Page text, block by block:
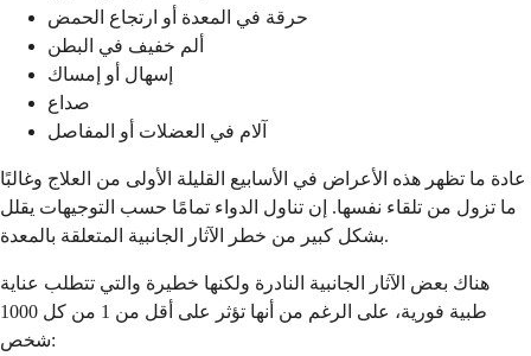
حرقة في المعدة أو ارتجاع الحمض
ألم خفيف في البطن
إسهال أو إمساك
صداع
آلام في العضلات أو المفاصل
عادة ما تظهر هذه الأعراض في الأسابيع القليلة الأولى من العلاج وغالبًا
ما تزول من تلقاء نفسها. إن تناول الدواء تمامًا حسب التوجيهات يقلل
بشكل كبير من خطر الآثار الجانبية المتعلقة بالمعدة.
هناك بعض الآثار الجانبية النادرة ولكنها خطيرة والتي تتطلب عناية
طبية فورية، على الرغم من أنها تؤثر على أقل من 1 من كل 1000
شخص: